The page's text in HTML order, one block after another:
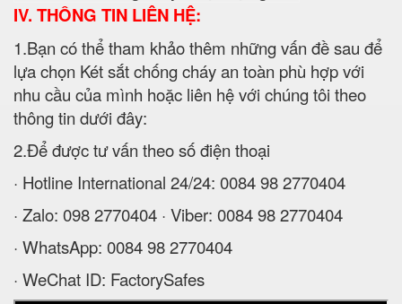
IV. THÔNG TIN LIÊN HỆ:
1.Bạn có thể tham khảo thêm những vấn đề sau để
lựa chọn Két sắt chống cháy an toàn phù hợp với
nhu cầu của mình hoặc liên hệ với chúng tôi theo
thông tin dưới đây:
2.Để được tư vấn theo số điện thoại
· Hotline International 24/24: 0084 98 2770404
· Zalo: 098 2770404 · Viber: 0084 98 2770404
· WhatsApp: 0084 98 2770404
· WeChat ID: FactorySafes